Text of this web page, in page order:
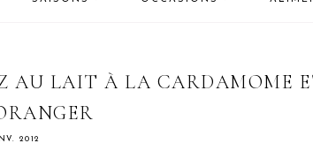
AU LAIT À LA CARDAMOME
2012